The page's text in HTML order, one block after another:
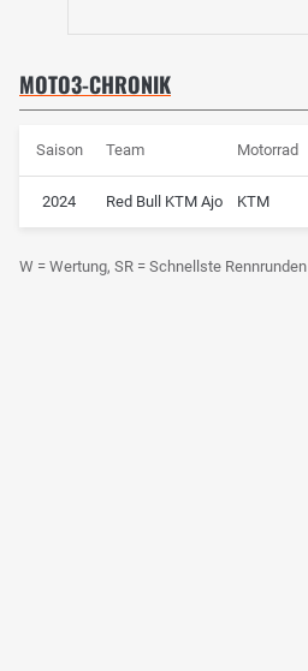
MOTO3-CHRONIK
Saison Team Motorrad
2024 Red Bull KTM Ajo KTM
W = Wertung, SR = Schnellste Rennrunden